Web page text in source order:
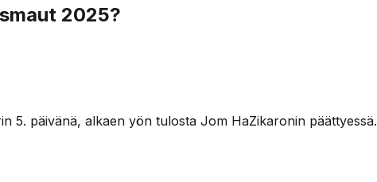
2025?
5. päivänä, alkaen yön tulosta Jom HaZikaronin päättyessä.